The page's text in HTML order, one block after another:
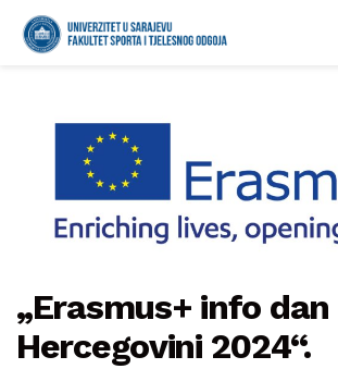
„Erasmus+ info dan
Hercegovini 2024“.